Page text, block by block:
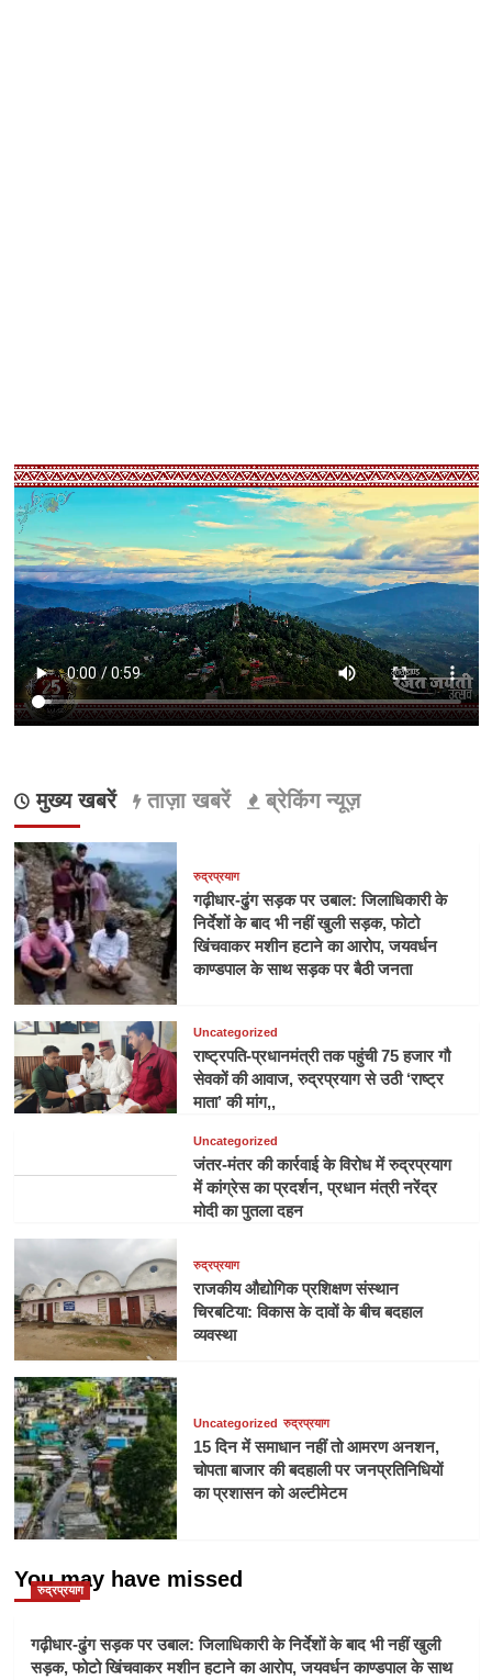
मुख्य खबरें ताज़ा खबरें ब्रेकिंग न्यूज़
रुद्रप्रयाग
गढ़ीधार-ढुंग सड़क पर उबाल: जिलाधिकारी के
निर्देशों के बाद भी नहीं खुली सड़क, फोटो
खिंचवाकर मशीन हटाने का आरोप, जयवर्धन
काण्डपाल के साथ सड़क पर बैठी जनता
Uncategorized
राष्ट्रपति-प्रधानमंत्री तक पहुंची 75 हजार गौ
सेवकों की आवाज, रुद्रप्रयाग से उठी ‘राष्ट्र
माता’ की मांग,,
Uncategorized
जंतर-मंतर की कार्रवाई के विरोध में रुद्रप्रयाग
में कांग्रेस का प्रदर्शन, प्रधान मंत्री नरेंद्र
मोदी का पुतला दहन
रुद्रप्रयाग
राजकीय औद्योगिक प्रशिक्षण संस्थान
चिरबटिया: विकास के दावों के बीच बदहाल
व्यवस्था
Uncategorized रुद्रप्रयाग
15 दिन में समाधान नहीं तो आमरण अनशन,
चोपता बाजार की बदहाली पर जनप्रतिनिधियों
का प्रशासन को अल्टीमेटम
You may have missed
रुद्रप्रयाग
गढ़ीधार-ढुंग सड़क पर उबाल: जिलाधिकारी के निर्देशों के बाद भी नहीं खुली
सड़क, फोटो खिंचवाकर मशीन हटाने का आरोप, जयवर्धन काण्डपाल के साथ